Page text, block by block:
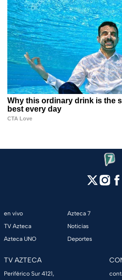
en vivo
TV Azteca
Azteca UNO
Azteca 7
Noticias
Deportes
TV AZTECA
Periférico Sur 4121,